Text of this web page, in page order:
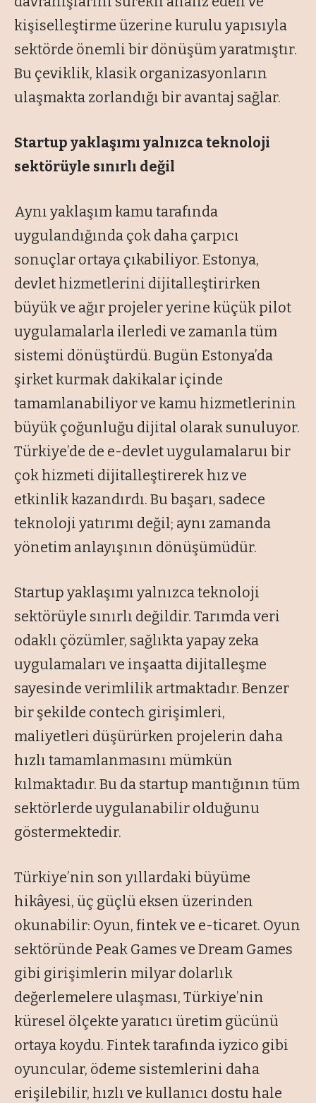
kişiselleştirme üzerine kurulu yapısıyla
sektörde önemli bir dönüşüm yaratmıştır.
Bu çeviklik, klasik organizasyonların
ulaşmakta zorlandığı bir avantaj sağlar.
Startup yaklaşımı yalnızcateknoloji
sektörüyle sınırlı değil
Aynı yaklaşım kamu tarafında
uygulandığında çok daha çarpıcı
sonuçlar ortaya çıkabiliyor. Estonya,
devlet hizmetlerini dijitalleştirirken
büyük ve ağır projeler yerine küçük pilot
uygulamalarla ilerledi ve zamanla tüm
sistemi dönüştürdü. Bugün Estonya’da
şirket kurmak dakikalar içinde
tamamlanabiliyor ve kamu hizmetlerinin
büyük çoğunluğu dijital olarak sunuluyor.
Türkiye’de de e-devlet uygulamalaruı bir
çok hizmeti dijitalleştirerek hız ve
etkinlik kazandırdı. Bu başarı, sadece
teknoloji yatırımı değil; aynı zamanda
yönetim anlayışının dönüşümüdür.
Startup yaklaşımı yalnızca teknoloji
sektörüyle sınırlı değildir. Tarımda veri
odaklı çözümler, sağlıkta yapay zeka
uygulamaları ve inşaatta dijitalleşme
sayesinde verimlilik artmaktadır. Benzer
bir şekilde contech girişimleri,
maliyetleri düşürürken projelerin daha
hızlı tamamlanmasını mümkün
kılmaktadır. Bu da startup mantığının tüm
sektörlerde uygulanabilir olduğunu
göstermektedir.
Türkiye’nin son yıllardaki büyüme
hikâyesi, üç güçlü eksen üzerinden
okunabilir: Oyun, fintek ve e-ticaret. Oyun
sektöründe Peak Games ve Dream Games
gibi girişimlerin milyar dolarlık
değerlemelere ulaşması, Türkiye’nin
küresel ölçekte yaratıcı üretim gücünü
ortaya koydu. Fintek tarafında iyzico gibi
oyuncular, ödeme sistemlerini daha
erişilebilir, hızlı ve kullanıcı dostu hale